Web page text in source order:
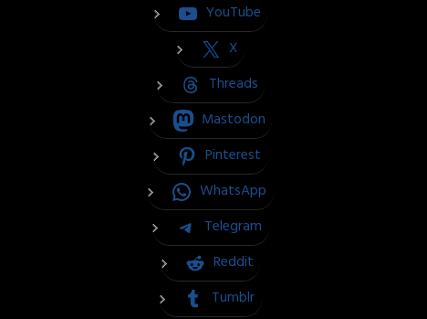
YouTube
X
Threads
Mastodon
Pinterest
WhatsApp
Telegram
Reddit
Tumblr